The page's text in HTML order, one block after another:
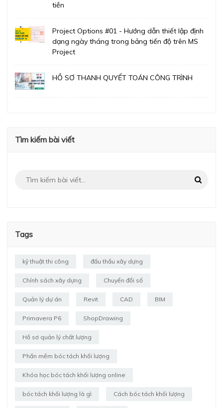
tiền
Project Options #01 - Hướng dẫn thiết lập định
dạng ngày tháng trong bảng tiến độ trên MS
Project
HỒ SƠ THANH QUYẾT TOÁN CÔNG TRÌNH
Tìm kiếm bài viết
Tags
kỹ thuật thi công đấu thầu xây dựng
Chính sách xây dựng Chuyển đổi số
Quản lý dự án Revit CAD BIM
Primavera P6 ShopDrawing
Hồ sơ quản lý chất lượng
Phần mềm bóc tách khối lượng
Khóa học bóc tách khối lượng online
bóc tách khối lượng là gì Cách bóc tách khối lượng